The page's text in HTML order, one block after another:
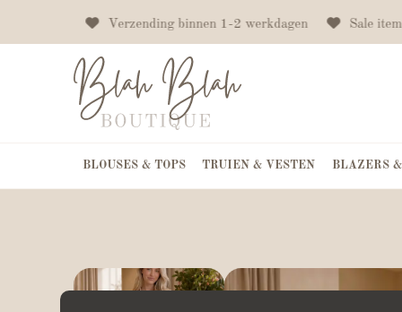
Verzending binnen 1-2 werkdagen Sale
BLOUSES & TOPS TRUIEN & VESTEN BLAZERS